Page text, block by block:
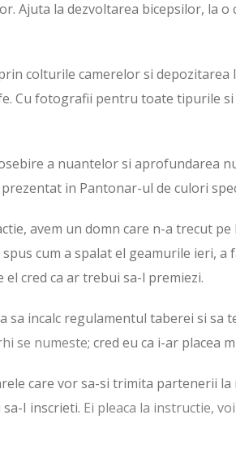
Ajuta la dezvoltarea bicepsilor, la o
colturile camerelor si depozitarea
Cu fotografii pentru toate tipurile si
a nuantelor si aprofundarea
in Pantonar-ul de culori
avem un domn care n-a trecut
cum a spalat el geamurile ieri, a
cred ca ar trebui sa-l premiezi.
sa incalc regulamentul taberei si sa
se numeste; cred eu ca i-ar placea
care vor sa-si trimita partenerii
I inscrieti. Ei pleaca la instructie,